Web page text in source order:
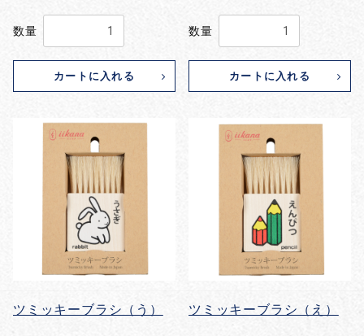
数量
カートに入れる
数量
カートに入れる
ツミッキーブラシ（う） ツミッキーブラシ（え）